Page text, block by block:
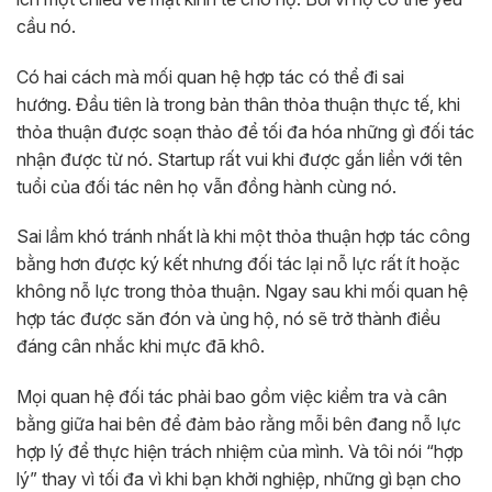
cầu nó.
Có hai cách mà mối quan hệ hợp tác có thể đi sai
hướng. Đầu tiên là trong bản thân thỏa thuận thực tế, khi
thỏa thuận được soạn thảo để tối đa hóa những gì đối tác
nhận được từ nó. Startup rất vui khi được gắn liền với tên
tuổi của đối tác nên họ vẫn đồng hành cùng nó.
Sai lầm khó tránh nhất là khi một thỏa thuận hợp tác công
bằng hơn được ký kết nhưng đối tác lại nỗ lực rất ít hoặc
không nỗ lực trong thỏa thuận. Ngay sau khi mối quan hệ
hợp tác được săn đón và ủng hộ, nó sẽ trở thành điều
đáng cân nhắc khi mực đã khô.
Mọi quan hệ đối tác phải bao gồm việc kiểm tra và cân
bằng giữa hai bên để đảm bảo rằng mỗi bên đang nỗ lực
hợp lý để thực hiện trách nhiệm của mình. Và tôi nói “hợp
lý” thay vì tối đa vì khi bạn khởi nghiệp, những gì bạn cho